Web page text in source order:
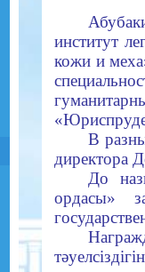
институт
кожи и
В
директора
До
ордасы»